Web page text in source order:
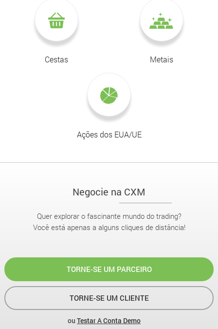
Cestas Metais
Ações dos EUA/UE
Negocie na CXM
Quer explorar o fascinante mundo do trading?
Você está apenas a alguns cliques de distância!
TORNE-SE UM PARCEIRO
TORNE-SE UM CLIENTE
ou Testar A Conta Demo